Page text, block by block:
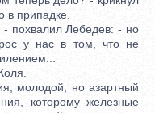
в припадке.
Лебедев: - но
у нас в том, что не
молодой, но азартный
которому железные